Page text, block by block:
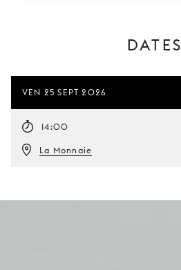
DATES
VEN 25 SEPT 2026
14:00
La Monnaie